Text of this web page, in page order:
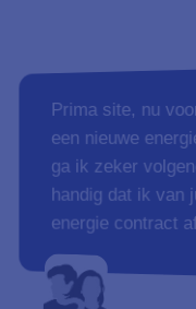
Prima site, nu
een nieuwe
ga ik zeker
handig dat ik van
energie contract